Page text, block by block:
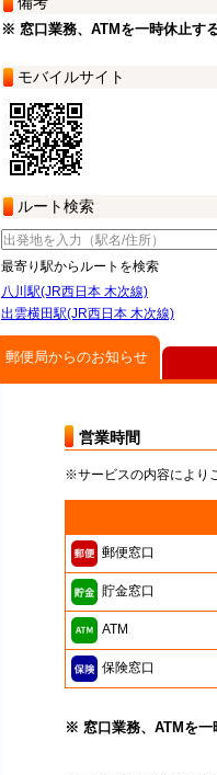
※ 窓口業務、ATMを一時休止す
モバイルサイト
ルート検索
最寄り駅からルートを検索
八川駅(JR西日本 木次線)
出雲横田駅(JR西日本 木次線)
郵便局からのお知らせ
営業時間
※サービスの内容により
郵便窓口
貯金窓口
ATM
保険窓口
※ 窓口業務、ATMを一